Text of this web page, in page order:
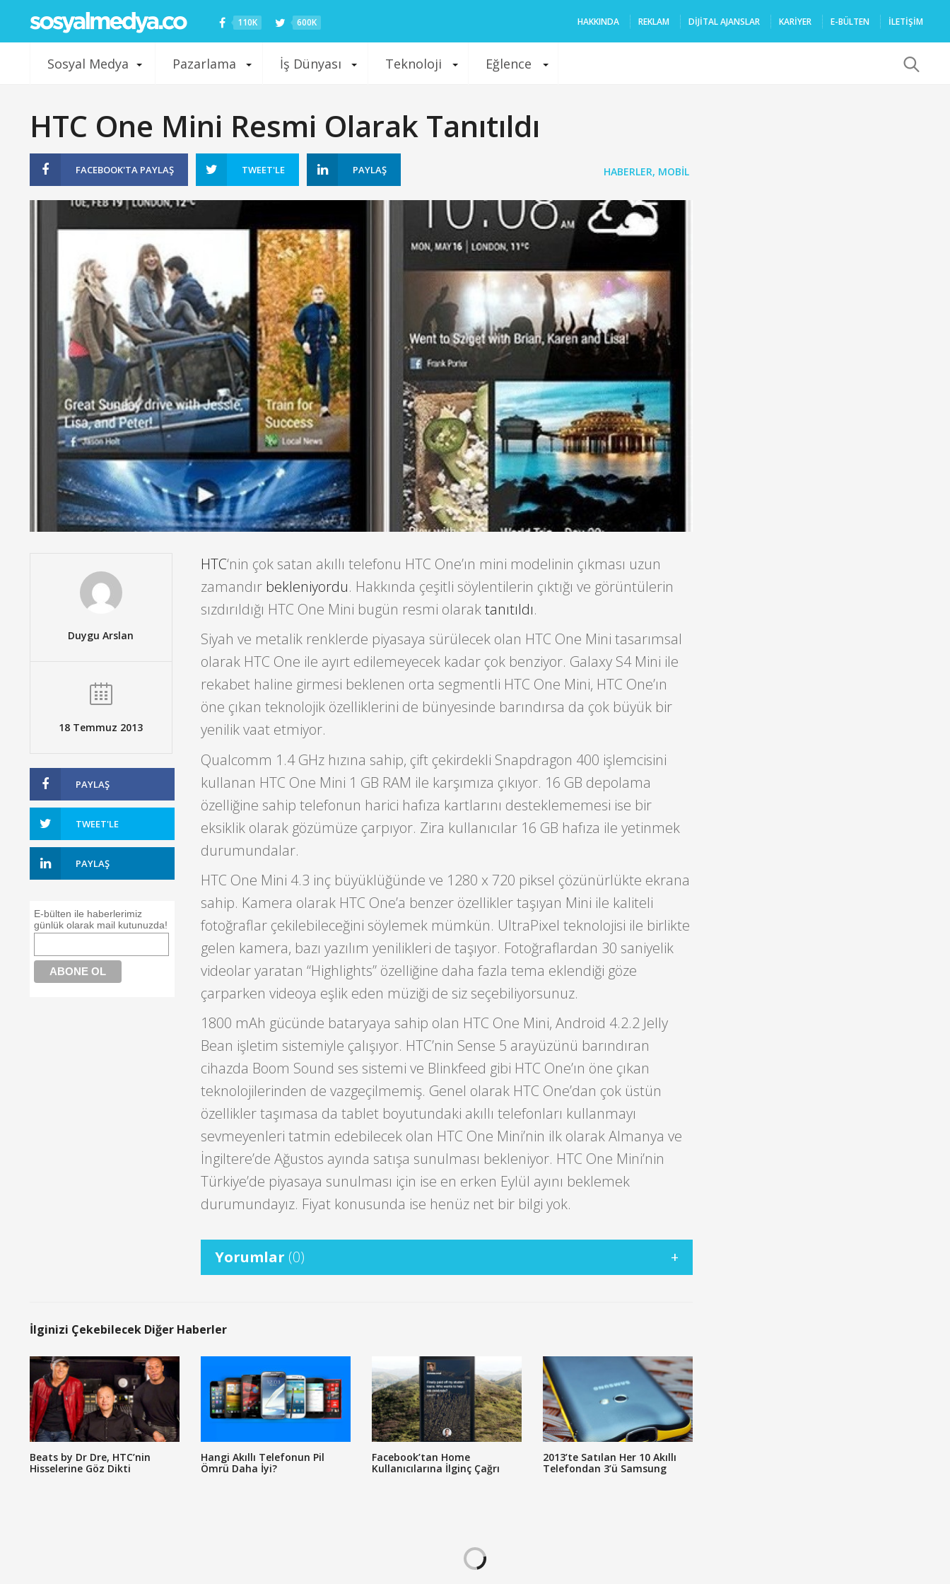
110K 600K HAKKINDA REKLAM DIJITAL AJANSLAR KARIYER E-BÜLTEN İLETİŞİM
Sosyal Medya Pazarlama İş Dünyası Teknoloji Eğlence
HTC One Mini Resmi Olarak Tanıtıldı
FACEBOOK'TA PAYLAŞ TWEET'LE PAYLAŞ HABERLER, MOBIL
Duygu Arslan
18 Temmuz 2013
PAYLAŞ
TWEET'LE
PAYLAŞ
E-bülten ile haberlerimiz
günlük olarak mail kutunuzda!
HTC‘nin çok satan akıllı telefonu HTC One’ın mini modelinin çıkması uzun
zamandır bekleniyordu. Hakkında çeşitli söylentilerin çıktığı ve görüntülerin
sızdırıldığı HTC One Mini bugün resmi olaraktanıtıldı.
Siyah ve metalik renklerde piyasaya sürülecek olan HTC One Mini tasarımsal
olarak HTC One ile ayırt edilemeyecek kadar çok benziyor. Galaxy S4 Mini ile
rekabet haline girmesi beklenen orta segmentli HTC One Mini, HTC One’ın
öne çıkan teknolojik özelliklerini de bünyesinde barındırsa da çok büyük bir
yenilik vaat etmiyor.
Qualcomm 1.4 GHz hızına sahip, çift çekirdekli Snapdragon 400 işlemcisini
kullanan HTC One Mini 1 GB RAM ile karşımıza çıkıyor. 16 GB depolama
özelliğine sahip telefonun harici hafıza kartlarını desteklememesi ise bir
eksiklik olarak gözümüze çarpıyor. Zira kullanıcılar 16 GB hafıza ile yetinmek
durumundalar.
HTC One Mini 4.3 inç büyüklüğünde ve 1280 x 720 piksel çözünürlükte ekrana
sahip. Kamera olarak HTC One’a benzer özellikler taşıyan Mini ile kaliteli
fotoğraflar çekilebileceğini söylemek mümkün. UltraPixel teknolojisi ile birlikte
gelen kamera, bazı yazılım yenilikleri de taşıyor. Fotoğraflardan 30 saniyelik
videolar yaratan “Highlights” özelliğine daha fazla tema eklendiği göze
çarparken videoya eşlik eden müziği de siz seçebiliyorsunuz.
1800 mAh gücünde bataryaya sahip olan HTC One Mini, Android 4.2.2 Jelly
Bean işletim sistemiyle çalışıyor. HTC’nin Sense 5 arayüzünü barındıran
cihazda Boom Sound ses sistemi ve Blinkfeed gibi HTC One’ın öne çıkan
teknolojilerinden de vazgeçilmemiş. Genel olarak HTC One’dan çok üstün
özellikler taşımasa da tablet boyutundaki akıllı telefonları kullanmayı
sevmeyenleri tatmin edebilecek olan HTC One Mini’nin ilk olarak Almanya ve
İngiltere’de Ağustos ayında satışa sunulması bekleniyor. HTC One Mini’nin
Türkiye’de piyasaya sunulması için ise en erken Eylül ayını beklemek
durumundayız. Fiyat konusunda ise henüz net bir bilgi yok.
Yorumlar (0)
İlginizi Çekebilecek Diğer Haberler
Beats by Dr Dre, HTC’nin
Hisselerine Göz Dikti
Hangi Akıllı Telefonun Pil
Ömrü Daha İyi?
Facebook’tan Home
Kullanıcılarına İlginç Çağrı
2013’te Satılan Her 10 Akıllı
Telefondan 3’ü Samsung